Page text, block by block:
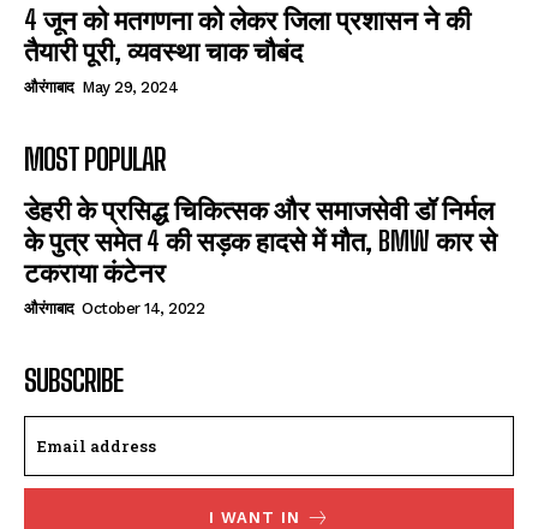
4 जून को मतगणना को लेकर जिला प्रशासन ने की
तैयारी पूरी, व्यवस्था चाक चौबंद
औरंगाबाद May 29, 2024
MOST POPULAR
डेहरी के प्रसिद्ध चिकित्सक और समाजसेवी डॉ निर्मल
के पुत्र समेत 4 की सड़क हादसे में मौत, BMW कार से
टकराया कंटेनर
औरंगाबाद October 14, 2022
SUBSCRIBE
I WANT IN